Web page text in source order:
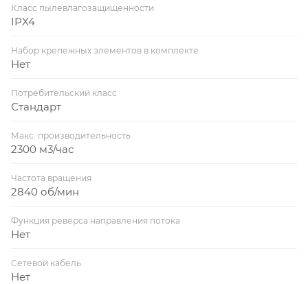
Класс пылевлагозащищенности
IPX4
Набор крепежных элементов в комплекте
Нет
Потребительский класс
Стандарт
Макс. производительность
2300 м3/час
Частота вращения
2840 об/мин
Функция реверса направления потока
Нет
Сетевой кабель
Нет